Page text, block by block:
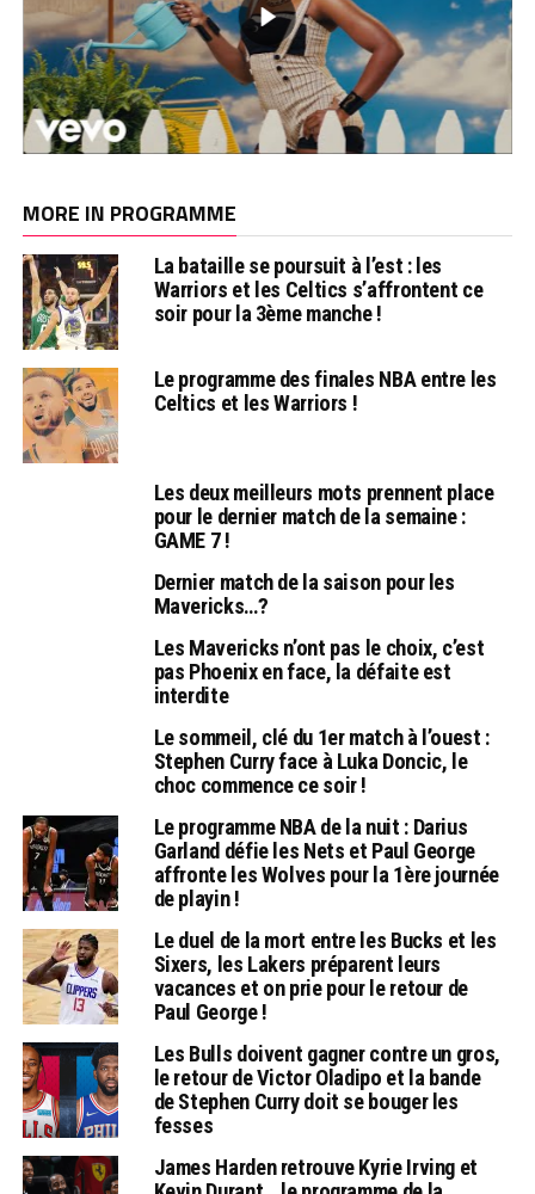
MORE IN PROGRAMME
La bataille se poursuit à l’est : les
Warriors et les Celtics s’affrontent ce
soir pour la 3ème manche !
Le programme des finales NBA entre les
Celtics et les Warriors !
Les deux meilleurs mots prennent place
pour le dernier match de la semaine :
GAME 7 !
Dernier match de la saison pour les
Mavericks…?
Les Mavericks n’ont pas le choix, c’est
pas Phoenix en face, la défaite est
interdite
Le sommeil, clé du 1er match à l’ouest :
Stephen Curry face à Luka Doncic, le
choc commence ce soir !
Le programme NBA de la nuit : Darius
Garland défie les Nets et Paul George
affronte les Wolves pour la 1ère journée
de playin !
Le duel de la mort entre les Bucks et les
Sixers, les Lakers préparent leurs
vacances et on prie pour le retour de
Paul George !
Les Bulls doivent gagner contre un gros,
le retour de Victor Oladipo et la bande
de Stephen Curry doit se bouger les
fesses
James Harden retrouve Kyrie Irving et